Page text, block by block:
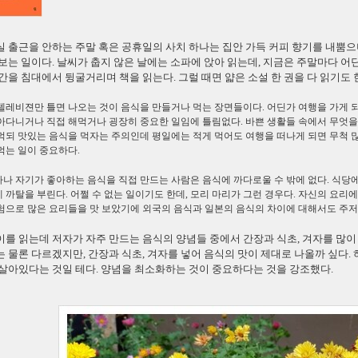
출근을 안하는 주말 혹은 공휴일의 사치 하나는 집안 가득 커피 향기를 내뿜
는 일이다. 날씨가 춥지 않은 날에는 소파에 앉아 읽는데, 지금은 주말마다 어
을 침대에서 뒹굴거리며 책을 읽는다. 그럴 때면 얇은 소설 한 권을 다 읽기도
레비젼만 틀면 나오는 것이 음식을 만들거나 먹는 장면들이다. 어딘가 여행을 가게
다니거나 직접 해먹거나 굉장히 중요한 일임에 틀림없다. 바쁜 생활들 속에서 무엇
되 맛있는 음식을 먹자는 주의인데 평일에는 적게 먹어도 여행을 떠나게 되면 무척
는 일이 중요하다.
나 자기가 좋아하는 음식을 직접 만드는 사람은 음식에 까다로울 수 밖에 없다. 식당
까탈을 부린다. 어쩔 수 없는 일이기도 한데, 모리 마리가 그런 경우다. 자신의 요리
으로 많은 요리들을 맛 보았기에 외국의 음식과 일본의 음식의 차이에 대해서도 주
를 읽는데 저자가 자주 만드는 음식의 양념들 중에서 간장과 식초, 겨자를 많
물론 다르겠지만, 간장과 식초, 겨자를 넣어 음식의 맛이 제대로 나올까 싶다.
아있다는 것일 테다. 양념을 최소화하는 것이 중요하다는 것을 강조했다.